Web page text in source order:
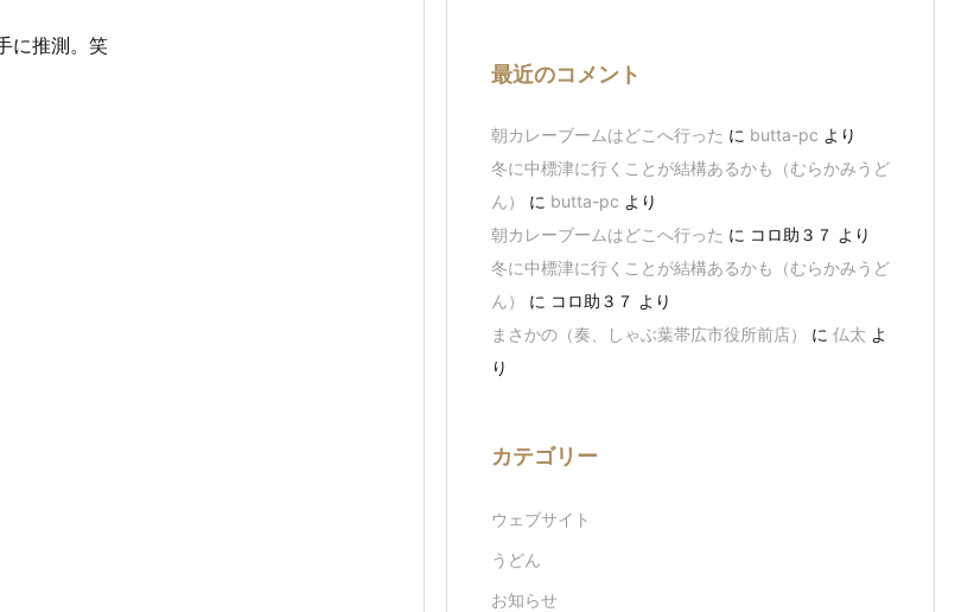
に推測。笑
最近のコメント
朝カレーブームはどこへ行った に butta-pc より
冬に中標津に行くことが結構あるかも（むらかみうど
ん）
に butta-pc より
朝カレーブームはどこへ行った に コロ助３７ より
冬に中標津に行くことが結構あるかも（むらかみうど
ん）
に コロ助３７ より
まさかの（奏、しゃぶ葉帯広市役所前店）
に 仏太 よ
り
カテゴリー
ウェブサイト
うどん
お知らせ